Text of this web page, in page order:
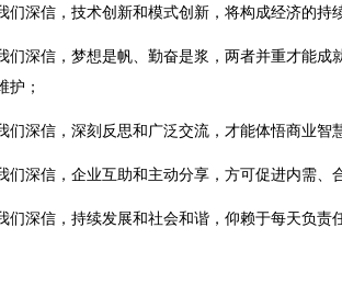
们深信，技术创新和模式创新，将构成经济的持
们深信，梦想是帆、勤奋是浆，两者并重才能
护；
们深信，深刻反思和广泛交流，才能体悟商业智
们深信，企业互助和主动分享，方可促进内需、
们深信，持续发展和社会和谐，仰赖于每天负责